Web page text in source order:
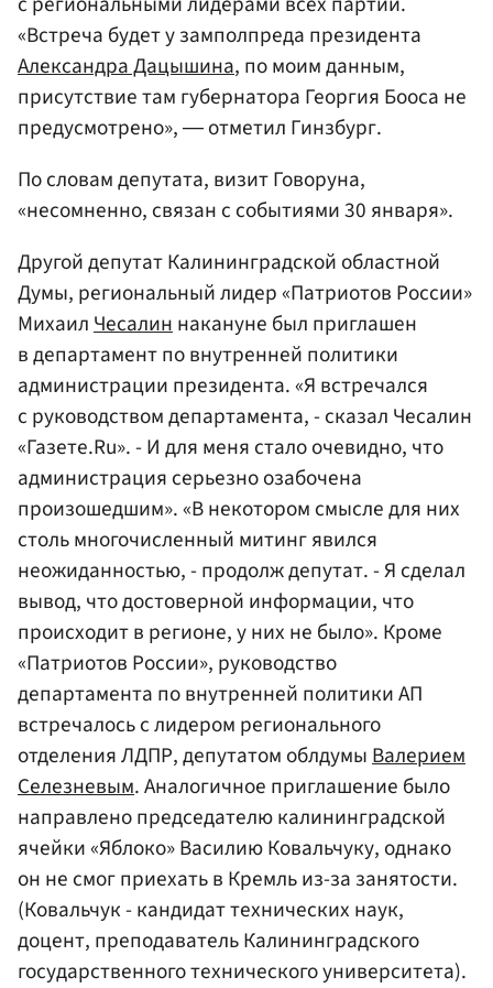
«Встреча будет у замполпреда президента
Александра Дацышина, по моим данным,
присутствие там губернатора Георгия Бооса не
предусмотрено», ― отметил Гинзбург.
По словам депутата, визит Говоруна,
«несомненно, связан с событиями 30 января».
Другой депутат Калининградской областной
Думы, региональный лидер «Патриотов России»
МихаилЧесалиннакануне был приглашен
в департамент по внутренней политики
администрации президента. «Я встречался
с руководством департамента, - сказал Чесалин
«Газете.Ru». - И для меня стало очевидно, что
администрация серьезно озабочена
произошедшим». «В некотором смысле для них
столь многочисленный митинг явился
неожиданностью, - продолж депутат. - Я сделал
вывод, что достоверной информации, что
происходит в регионе, у них не было». Кроме
«Патриотов России», руководство
департамента по внутренней политики АП
встречалось с лидером регионального
отделения ЛДПР, депутатом облдумыВалерием
Селезневым. Аналогичное приглашение было
направлено председателю калининградской
ячейки «Яблоко» Василию Ковальчуку, однако
он не смог приехать в Кремль из-за занятости.
(Ковальчук - кандидат технических наук,
доцент, преподаватель Калининградского
государственного технического университета).